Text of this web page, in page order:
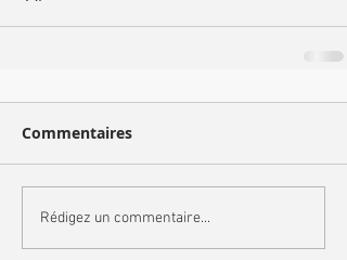
Commentaires
Rédigez un commentaire...